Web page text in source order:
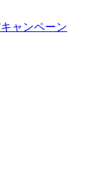
キャンペーン